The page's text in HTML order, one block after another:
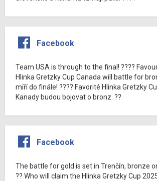
Facebook
Team USA is through to the final! ????
Hlinka Gretzky Cup Canada will battle for
míří do finále! ???? Favorité Hlinka Gretzky
Kanady budou bojovat o bronz. ??
Facebook
The battle for gold is set in Trenčín, bronze
?? Who will claim the Hlinka Gretzky Cup